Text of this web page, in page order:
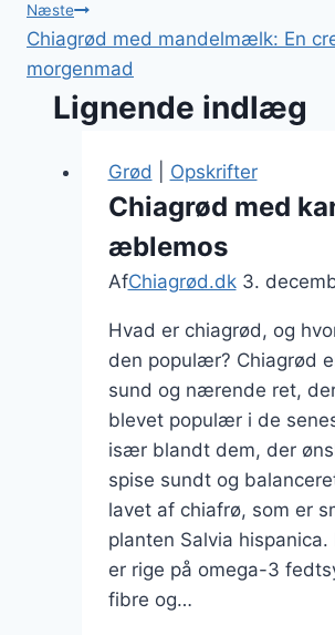
Næste
Chiagrød med mandelmælk: En
morgenmad
Lignende indlæg
Grød Opskrifter
Chiagrød med
æblemos
AfChiagrød.dk 3.
Hvad er chiagrød, og
den populær? Chiagrød
sund og nærende ret,
blevet populær i de
især blandt dem, der
spise sundt og
lavet af chiafrø, som er
planten Salvia hispanica.
er rige på omega-3
fibre og…